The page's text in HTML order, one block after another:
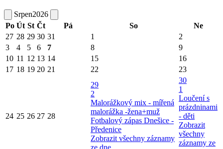
Srpen2026
Po Út St Čt Pá So
Ne
27 28 29 30 31 1
2
3
4 5 6 7 8
9
10 11 12 13 14 15
16
17 18 19 20 21 22 23
24 25 26 27 28
29
2
Malorážkový mix - mířená
malorážka -žena+muž
Fotbalový zápas Dnešice -
Předenice
Zobrazit všechny záznamy
30
1
Loučení s
prázdninami
- děti
Zobrazit
všechny
záznamy ze